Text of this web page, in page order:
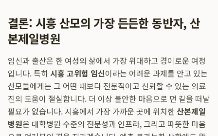
결론: 시흥 산모의 가장 든든한 동반자, 산
본제일병원
임신과 출산은 한 여성의 삶에서 가장 위대하고 경이로운 여정
입니다. 특히 시흥 고위험 임신이라는 어려운 과제를 안고 있는
산모들에게는 그 어떤 때보다 전문적이고 신뢰할 수 있는 의료
진의 도움이 절실합니다. 더 이상 불안한 마음으로 먼 길을 떠날
필요가 없습니다. 시흥에서 가장 가까운 곳에 위치한 산본제일
병원은 대학병원 수준의 전문성과 인프라, 그리고 따뜻한 마음